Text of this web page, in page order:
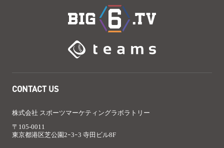
CONTACT US
株式会社 スポーツマーケティングラボラトリー
〒105-0011
東京都港区芝公園2ｰ3ｰ3 寺田ビル8F